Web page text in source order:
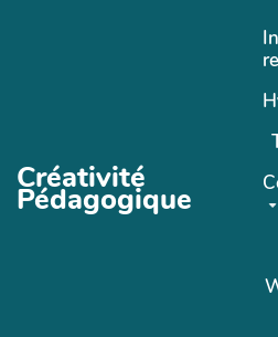
Créativité
Pédagogique